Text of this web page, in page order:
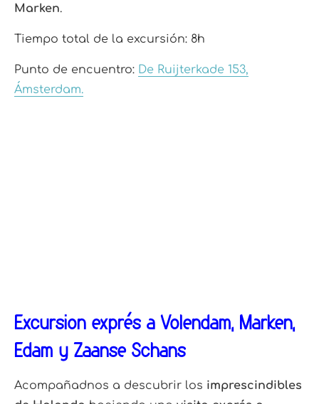
Marken.
Tiempo total de la excursión: 8h
Punto de encuentro: De Ruijterkade 153,
Ámsterdam.
Excursión exprés a Volendam, Marken,
Edam y Zaanse Schans
Acompañadnos a descubrir los imprescindibles